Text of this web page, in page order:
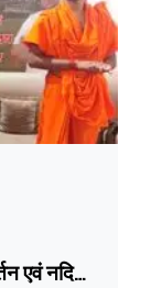
एवं नदियां